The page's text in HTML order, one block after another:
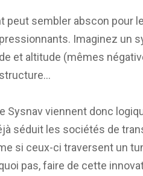
sembler abscon pour
Imaginez un
et altitude (mêmes
Sysnav viennent donc
séduit les sociétés de
si ceux-ci traversent un
pas, faire de cette